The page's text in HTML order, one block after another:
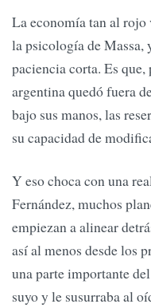
La economía tan al
la psicología de Massa,
paciencia corta. Es
argentina quedó fuera
bajo sus manos, las
su capacidad de
Y eso choca con una
Fernández, muchos
empiezan a alinear
así al menos desde los
una parte importante
suyo y le susurraba al